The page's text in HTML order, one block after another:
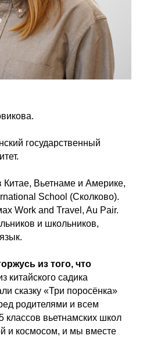
государственный
Китае, Вьетнаме и Америке,
School (Сколково).
Work and Travel, Au Pair.
и школьников,
из того, что
китайского садика
сказку «Три поросёнка»
родителями и всем
классов вьетнамских школ
и космосом, и мы вместе